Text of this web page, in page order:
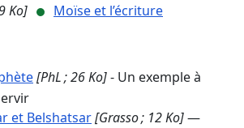
Ko]
Moïse et l’écriture
[PhL ; 26 Ko]- Un exemple à
et Belshatsar[Grasso ; 12 Ko]—